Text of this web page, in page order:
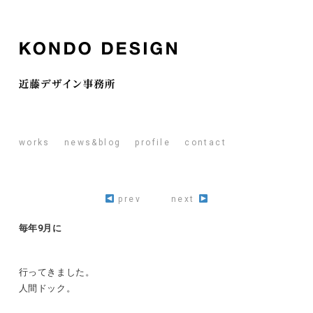
works news&blog profile contact
prev next
毎年9月に
行ってきました。
人間ドック。